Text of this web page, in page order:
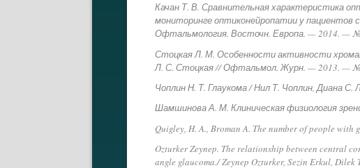
Качан Т. В. Сравнительная характеристика
мониторинге оптиконейропатии у пациентов
Офтальмология. Восточн. Европа. — 2014. — №
Стоцкая Л. М. Особенности активности
Л. С. Стоцкая // Офтальмол. Журн. — 2013. — №
Чоплин Н. Т. Глаукома / Нил Т. Чоплин, Диана
Шамшинова А. М. Клиническая физиология
Quigley, H. A., Broman A. The number of people
Ozturker Zeynep. The relationship between central
angle glaucoma./ Zeynep Ozturker, Sezin Erkul,